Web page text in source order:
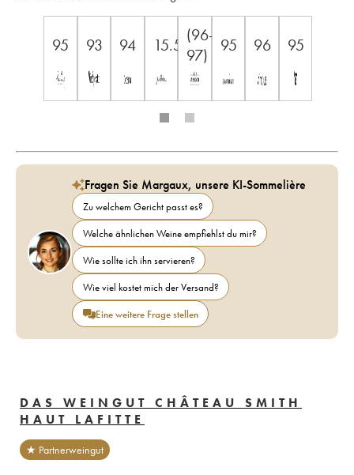
95 93 94 15.5 (96-
97)
95 96 95
Fragen Sie Margaux, unsere KI-Sommelière
Zu welchem Gericht passt es?
Welche ähnlichen Weine empfiehlst du mir?
Wie sollte ich ihn servieren?
Wie viel kostet mich der Versand?
Eine weitere Frage stellen
DAS WEINGUT CHÂTEAU SMITH
HAUT LAFITTE
★ Partnerweingut